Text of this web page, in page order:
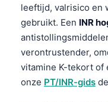
leeftijd, valrisico en
gebruikt. Een INR
verontrustender,
vitamine K-tekort of
onze PT/INR-gids
עִבְרִית
Italiano
Español
Português